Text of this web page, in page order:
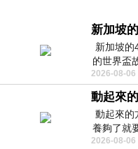
新加坡
新加坡
的世界盃
2026-08-06
動起來
動起來
養夠了就
2026-08-06